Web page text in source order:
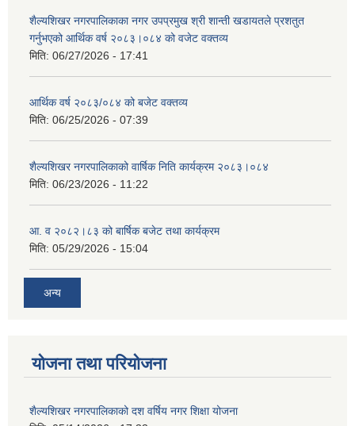
शैल्यशिखर नगरपालिकाका नगर उपप्रमुख श्री शान्ती खडायतले प्रशतुत
गर्नुभएको आर्थिक वर्ष २०८३।०८४ को वजेट वक्तव्य
मिति: 06/27/2026 - 17:41
आर्थिक वर्ष २०८३/०८४ को बजेट वक्तव्य
मिति: 06/25/2026 - 07:39
शैल्यशिखर नगरपालिकाको वार्षिक निति कार्यक्रम २०८३।०८४
मिति: 06/23/2026 - 11:22
आ. व २०८२।८३ को बार्षिक बजेट तथा कार्यक्रम
मिति: 05/29/2026 - 15:04
अन्य
योजना तथा परियोजना
शैल्यशिखर नगरपालिकाको दश वर्षिय नगर शिक्षा योजना